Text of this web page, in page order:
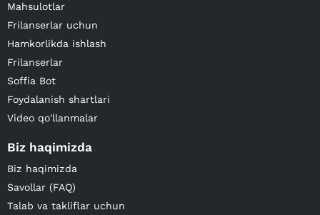
Mahsulotlar
Frilanserlar uchun
Hamkorlikda ishlash
Frilanserlar
Soffia Bot
Foydalanish shartlari
Video qo'llanmalar
Biz haqimizda
Biz haqimizda
Savollar (FAQ)
Talab va takliflar uchun